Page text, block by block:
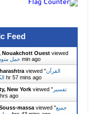
Feed
Nouakchott Ouest viewed
حمل 1 min ago
viewed "القرآن
1 hr 57 mins ago
New York viewed " تفسير
2 hrs ago
massa viewed "جميع